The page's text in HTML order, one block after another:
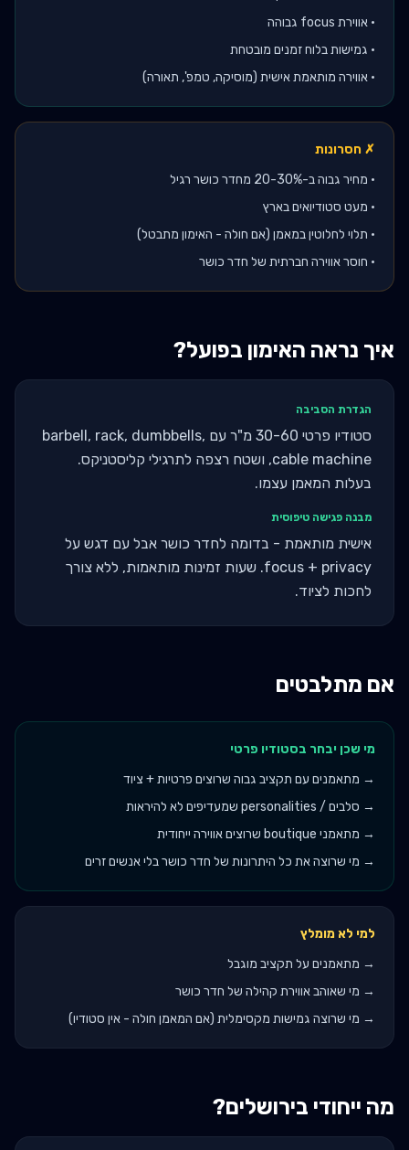
• אווירת focus גבוהה
• גמישות בלוח זמנים מובטחת
• אווירה מותאמת אישית (מוסיקה, טמפ', תאורה)
✗ חסרונות
• מחיר גבוה ב-20-30% מחדר כושר רגיל
• מעט סטודיואים בארץ
• תלוי לחלוטין במאמן (אם חולה - האימון מתבטל)
• חוסר אווירה חברתית של חדר כושר
איך נראה האימון בפועל?
הגדרת הסביבה
סטודיו פרטי 30-60 מ"ר עם barbell, rack, dumbbells,
cable machine, ושטח רצפה לתרגילי קליסטניקס.
בעלות המאמן עצמו.
מבנה פגישה טיפוסית
אישית מותאמת - בדומה לחדר כושר אבל עם דגש על
focus + privacy. שעות זמינות מותאמות, ללא צורך
לחכות לציוד.
אם מתלבטים
מי שכן יבחר בסטודיו פרטי
→ מתאמנים עם תקציב גבוה שרוצים פרטיות + ציוד
→ סלבים / personalities שמעדיפים לא להיראות
→ מתאמני boutique שרוצים אווירה ייחודית
→ מי שרוצה את כל היתרונות של חדר כושר בלי אנשים זרים
למי לא מומלץ
→ מתאמנים על תקציב מוגבל
→ מי שאוהב אווירת קהילה של חדר כושר
→ מי שרוצה גמישות מקסימלית (אם המאמן חולה - אין סטודיו)
מה ייחודי בירושלים?